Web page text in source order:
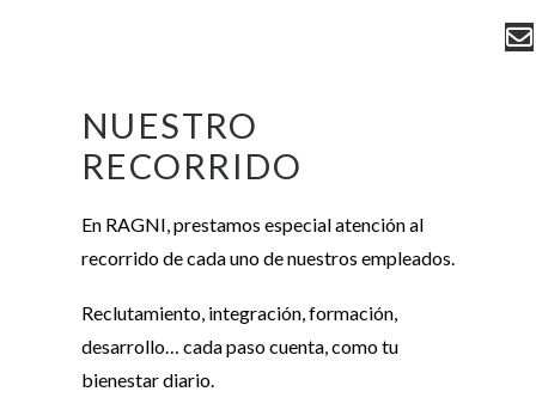
NUESTRO
RECORRIDO
En RAGNI, prestamos especial atención al
recorrido de cada uno de nuestros empleados.
Reclutamiento, integración, formación,
desarrollo… cada paso cuenta, como tu
bienestar diario.